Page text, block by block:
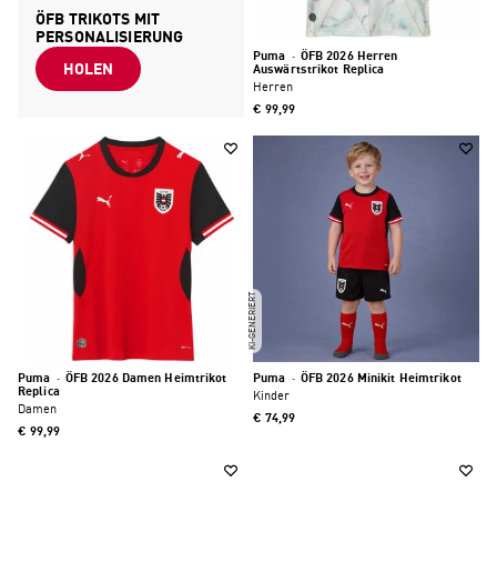
Puma · ÖFB 2026 Herren
Auswärtstrikot Replica
Herren
€ 99,99
Puma · ÖFB 2026 Damen Heimtrikot
Replica
Damen
€ 99,99
KI-GENERIERT
Puma · ÖFB 2026 Minikit Heimtrikot
Kinder
€ 74,99
ÖFB TRIKOTS MIT
PERSONALISIERUNG
HOLEN